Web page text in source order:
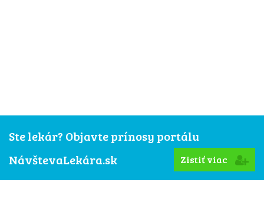
Ste lekár? Objavte prínosy portálu
NávštevaLekára.sk
Zistiť viac